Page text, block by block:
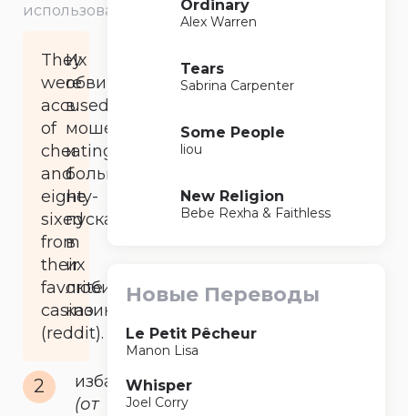
использования
They
were
accused
of
cheating,
and
eighty-
sixed
from
their
favorite
casino
(reddit).
Их
обвинили
в
мошенничестве
и
больше
не
пускали
в
их
любимое
казино.
2
избавиться
(от
Ordinary
Alex Warren
Tears
Sabrina Carpenter
Some People
liou
New Religion
Bebe Rexha & Faithless
Новые Переводы
Le Petit Pêcheur
Manon Lisa
Whisper
Joel Corry